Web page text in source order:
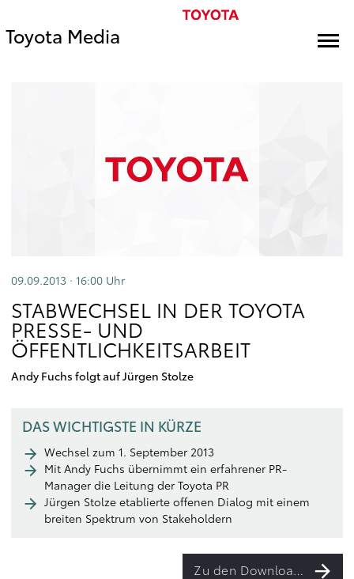
Toyota Media
09.09.2013 · 16:00 Uhr
STABWECHSEL IN DER TOYOTA
PRESSE- UND
ÖFFENTLICHKEITSARBEIT
Andy Fuchs folgt auf Jürgen Stolze
DAS WICHTIGSTE IN KÜRZE
Wechsel zum 1. September 2013
Mit Andy Fuchs übernimmt ein erfahrener PR-
Manager die Leitung der Toyota PR
Jürgen Stolze etablierte offenen Dialog mit einem
breiten Spektrum von Stakeholdern
Zu den Downloads